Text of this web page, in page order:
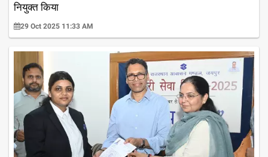
नियुक्त किया
29 Oct 2025 11:33 AM